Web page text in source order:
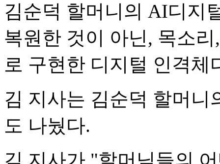
김순덕 할머니의 AI디지
복원한 것이 아닌, 목소
로 구현한 디지털 인격체
김 지사는 김순덕 할머
도 나눴다.